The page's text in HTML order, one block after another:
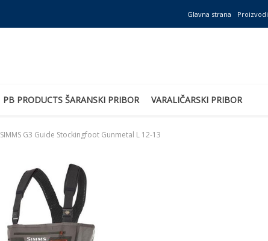
Glavna strana Proizvodi
PB PRODUCTS ŠARANSKI PRIBOR VARALIČARSKI PRIBOR
SIMMS G3 Guide Stockingfoot Gunmetal L 12-13